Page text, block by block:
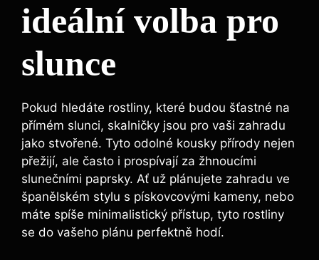
ideální volba pro
slunce
Pokud hledáte rostliny, které budou šťastné na
přímém slunci, skalničky jsou pro vaši zahradu
jako stvořené. Tyto odolné kousky přírody nejen
přežijí, ale často i prospívají za žhnoucími
slunečními paprsky. Ať už plánujete zahradu ve
španělském stylu s pískovcovými kameny, nebo
máte spíše minimalistický přístup, tyto rostliny
se do vašeho plánu perfektně hodí.